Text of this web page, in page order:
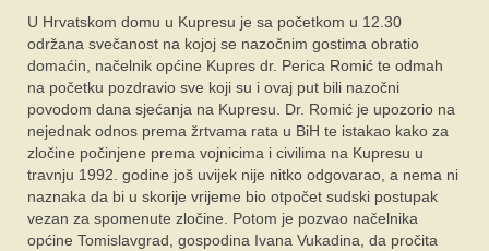
U Hrvatskom domu u Kupresu je sa početkom u 12.30
održana svečanost na kojoj se nazočnim gostima obratio
domaćin, načelnik općine Kupres dr. Perica Romić te odmah
na početku pozdravio sve koji su i ovaj put bili nazočni
povodom dana sjećanja na Kupresu. Dr. Romić je upozorio na
nejednak odnos prema žrtvama rata u BiH te istakao kako za
zločine počinjene prema vojnicima i civilima na Kupresu u
travnju 1992. godine još uvijek nije nitko odgovarao, a nema ni
naznaka da bi u skorije vrijeme bio otpočet sudski postupak
vezan za spomenute zločine. Potom je pozvao načelnika
općine Tomislavgrad, gospodina Ivana Vukadina, da pročita